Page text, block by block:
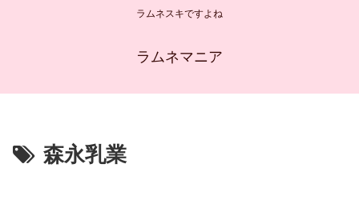
ラムネスキですよね
ラムネマニア
森永乳業